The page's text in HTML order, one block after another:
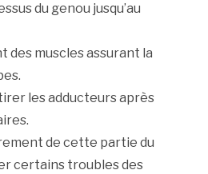
du genou jusqu’au
des muscles assurant la
les adducteurs après
de cette partie du
certains troubles des